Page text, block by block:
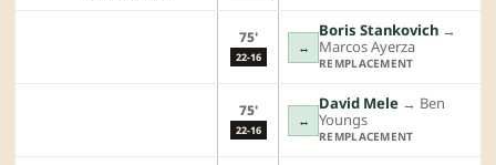
75'
22-16
↔
Boris Stankovich →︎
Marcos Ayerza
REMPLACEMENT
75'
22-16
↔
David Mele →︎ Ben
Youngs
REMPLACEMENT